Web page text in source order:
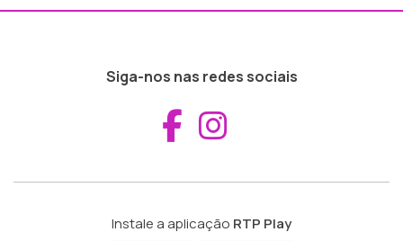
Siga-nos nas redes sociais
Aceder ao
Instale a aplicação RTP Play